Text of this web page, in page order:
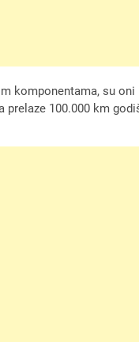
komponentama, su
100.000 km